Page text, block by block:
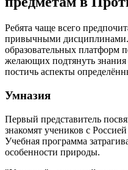
Ребята чаще всего
привычными
образовательных платформ
желающих подтянуть
постичь аспекты
Умназия
Первый представитель
знакомят учеников с
Учебная программа
особенности природы.